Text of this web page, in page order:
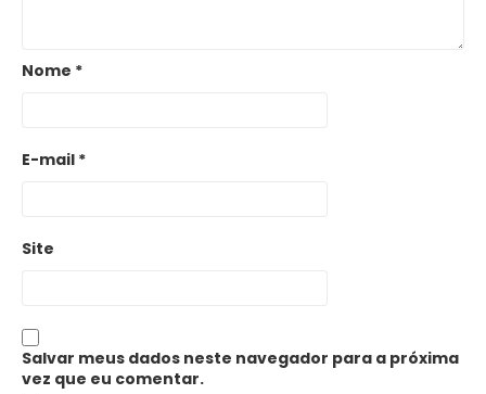
Nome *
E-mail *
Site
Salvar meus dados neste navegador para a próxima
vez que eu comentar.